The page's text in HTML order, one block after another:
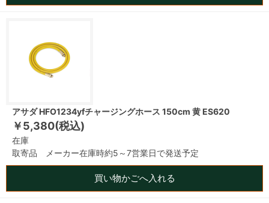
アサダ HFO1234yfチャージングホース 150cm 黄 ES620
￥5,380(税込)
在庫
取寄品 メーカー在庫時約5～7営業日で発送予定
買い物かごへ入れる